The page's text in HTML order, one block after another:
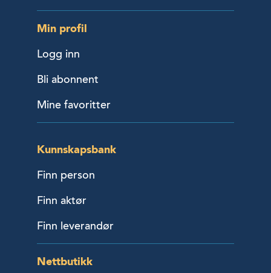
Min profil
Logg inn
Bli abonnent
Mine favoritter
Kunnskapsbank
Finn person
Finn aktør
Finn leverandør
Nettbutikk